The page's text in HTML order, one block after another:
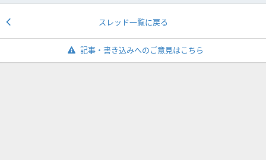
スレッド一覧に戻る
記事・書き込みへのご意見はこちら